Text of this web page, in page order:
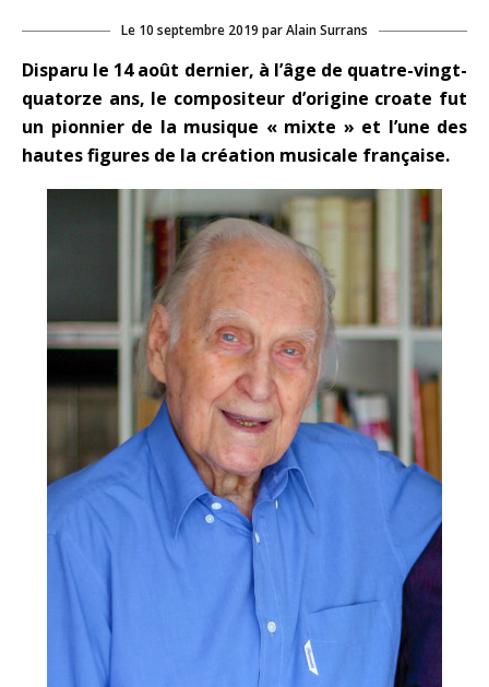
Le 10 septembre 2019 parAlain Surrans
Disparu le 14 août dernier, à l’âge de quatre-vingt-
quatorze ans, le compositeur d’origine croate fut
un pionnier de la musique « mixte » et l’une des
hautes figures de la création musicale française.